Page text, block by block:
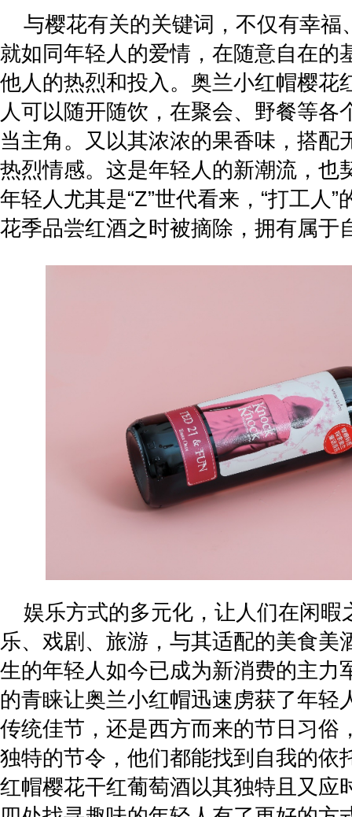
与樱花有关的关键词，不仅有幸福
就如同年轻人的爱情，在随意自在的
他人的热烈和投入。奥兰小红帽樱花
人可以随开随饮，在聚会、野餐等各
当主角。又以其浓浓的果香味，搭配
热烈情感。这是年轻人的新潮流，也
年轻人尤其是“Z”世代看来，“打工人
花季品尝红酒之时被摘除，拥有属于
娱乐方式的多元化，让人们在闲暇
乐、戏剧、旅游，与其适配的美食美
生的年轻人如今已成为新消费的主力
的青睐让奥兰小红帽迅速虏获了年轻
传统佳节，还是西方而来的节日习俗
独特的节令，他们都能找到自我的依
红帽樱花干红葡萄酒以其独特且又应